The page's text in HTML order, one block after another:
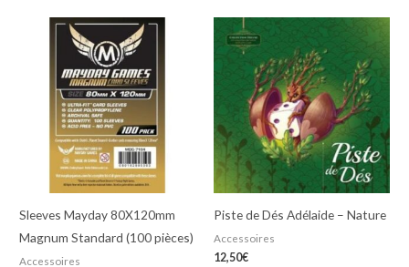
Sleeves Mayday 80X120mm
Magnum Standard (100 pièces)
Accessoires
Piste de Dés Adélaide – Nature
Accessoires
12,50€